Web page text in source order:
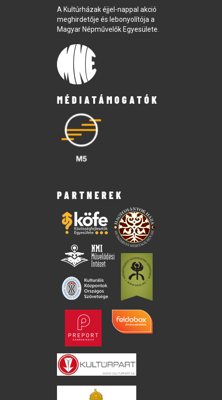
A Kultúrházak éjjel-nappal akció
meghirdetője és lebonyolítója a
Magyar Népművelők Egyesülete.
MÉDIATÁMOGATÓK
PARTNEREK